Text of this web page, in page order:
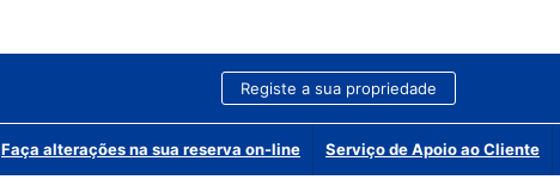
Registe a sua propriedade
Faça alterações na sua reserva on-line Serviço de Apoio ao Cliente